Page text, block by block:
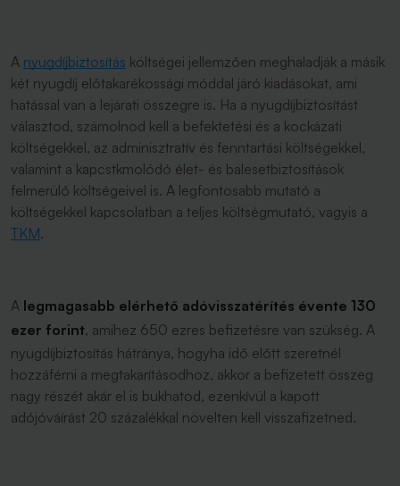
A nyugdíjbiztosítás költségei jellemzően meghaladják a másik
két nyugdíj előtakarékossági móddal járó kiadásokat, ami
hatással van a lejárati összegre is. Ha a nyugdíjbiztosítást
választod, számolnod kell a befektetési és a kockázati
költségekkel, az adminisztratív és fenntartási költségekkel,
valamint a kapcstkmolódó élet- és balesetbiztosítások
felmerülő költségeivel is. A legfontosabb mutató a
költségekkel kapcsolatban a teljes költségmutató, vagyis a
TKM.
A legmagasabb elérhető adóvisszatérítés évente 130
ezer forint, amihez 650 ezres befizetésre van szükség. A
nyugdíjbiztosítás hátránya, hogyha idő előtt szeretnél
hozzáférni a megtakarításodhoz, akkor a befizetett összeg
nagy részét akár el is bukhatod, ezenkívül a kapott
adójóváírást 20 százalékkal növelten kell visszafizetned.